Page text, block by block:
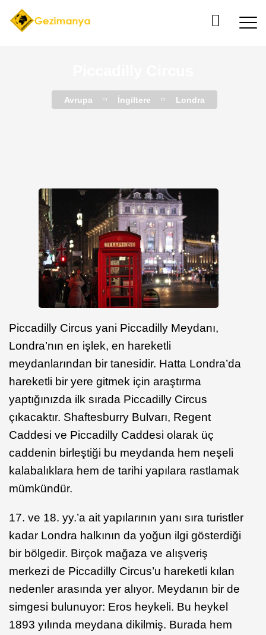
Avrupa İngiltere Londra
Piccadilly Circus yani Piccadilly Meydanı,
Londra’nın en işlek, en hareketli
meydanlarından bir tanesidir. Hatta Londra’da
hareketli bir yere gitmek için araştırma
yaptığınızda ilk sırada Piccadilly Circus
çıkacaktır. Shaftesburry Bulvarı, Regent
Caddesi ve Piccadilly Caddesi olarak üç
caddenin birleştiği bu meydanda hem neşeli
kalabalıklara hem de tarihi yapılara rastlamak
mümkündür.
17. ve 18. yy.’a ait yapılarının yanı sıra turistler
kadar Londra halkının da yoğun ilgi gösterdiği
bir bölgedir. Birçok mağaza ve alışveriş
merkezi de Piccadilly Circus’u hareketli kılan
nedenler arasında yer alıyor. Meydanın bir de
simgesi bulunuyor: Eros heykeli. Bu heykel
1893 yılında meydana dikilmiş. Burada hem